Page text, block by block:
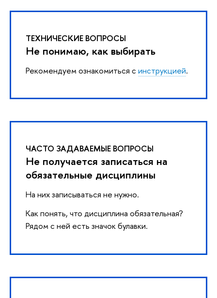
ТЕХНИЧЕСКИЕ ВОПРОСЫ
Не понимаю, как выбирать
Рекомендуем ознакомиться с инструкцией.
ЧАСТО ЗАДАВАЕМЫЕ ВОПРОСЫ
Не получается записаться на
обязательные дисциплины
На них записываться не нужно.
Как понять, что дисциплина обязательная?
Рядом с ней есть значок булавки.